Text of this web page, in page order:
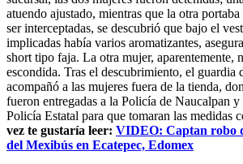
atuendo ajustado, mientras que la otra
ser interceptadas, se descubrió que bajo el
implicadas había varios aromatizantes,
short tipo faja. La otra mujer, aparentemente,
escondida. Tras el descubrimiento, el guardia
acompañó a las mujeres fuera de la tienda,
fueron entregadas a la Policía de Naucalpan y
Policía Estatal para que tomaran las medidas
vez te gustaría leer: VIDEO: Captan robo
del Mexibús en Ecatepec, Edomex